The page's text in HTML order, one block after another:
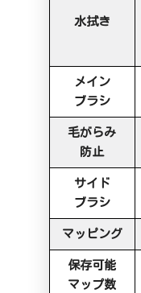
水拭き
メイン
ブラシ
毛がらみ
防止
サイド
ブラシ
マッピング
保存可能
マップ数